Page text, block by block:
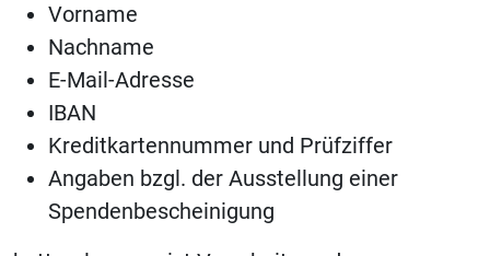
Vorname
Nachname
E-Mail-Adresse
IBAN
Kreditkartennummer und Prüfziffer
Angaben bzgl. der Ausstellung einer
Spendenbescheinigung